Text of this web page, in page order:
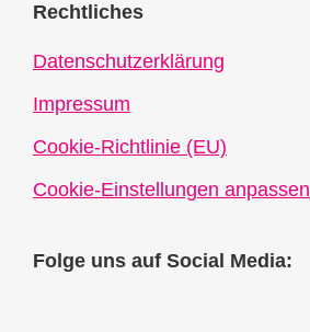
Rechtliches
Datenschutzerklärung
Impressum
Cookie-Richtlinie (EU)
Cookie-Einstellungen anpassen
Folge uns auf Social Media: